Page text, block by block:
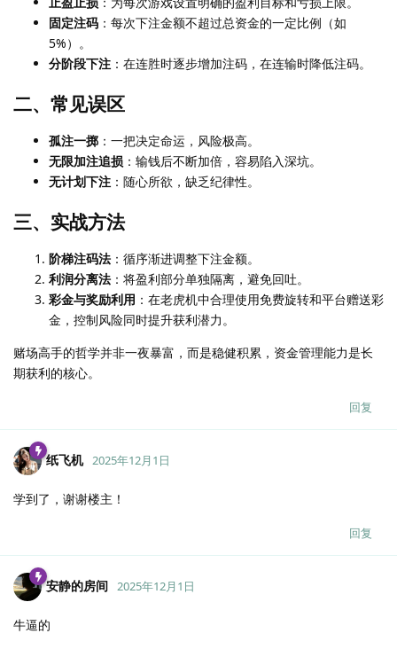
固定注码 ：每次下注金额不超过总资金的一定比例（如
5%）。
分阶段下注 ：在连胜时逐步增加注码，在连输时降低注码。
二、常见误区
孤注一掷 ：一把决定命运，风险极高。
无限加注追损 ：输钱后不断加倍，容易陷入深坑。
无计划下注 ：随心所欲，缺乏纪律性。
三、实战方法
阶梯注码法 ：循序渐进调整下注金额。
利润分离法 ：将盈利部分单独隔离，避免回吐。
彩金与奖励利用 ：在老虎机中合理使用免费旋转和平台赠送彩
金，控制风险同时提升获利潜力。
赌场高手的哲学并非一夜暴富，而是稳健积累，资金管理能力是长
期获利的核心。
回复
纸飞机 2025年12月1日
学到了，谢谢楼主！
回复
安静的房间 2025年12月1日
牛逼的